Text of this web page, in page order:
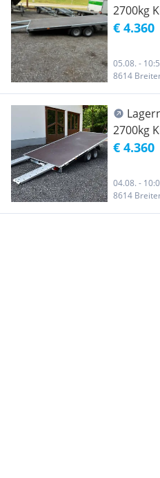
2700kg
Plateau,
€ 4.360
05.08. -
8614
2700kg
Plateau,
€ 4.360
04.08. -
8614